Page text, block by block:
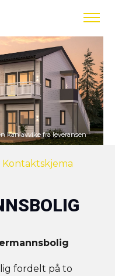
Kontaktskjema
fordelt på to